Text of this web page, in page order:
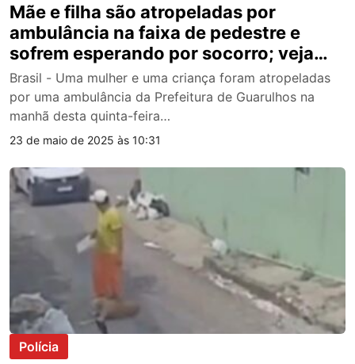
Mãe e filha são atropeladas por
ambulância na faixa de pedestre e
sofrem esperando por socorro; veja
vídeo
Brasil - Uma mulher e uma criança foram atropeladas
por uma ambulância da Prefeitura de Guarulhos na
manhã desta quinta-feira…
23 de maio de 2025 às 10:31
Polícia